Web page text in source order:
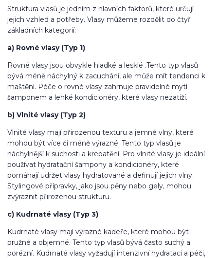
Struktura vlasů je jedním z hlavních faktorů, které určují
jejich vzhled a potřeby. Vlasy můžeme rozdělit do čtyř
základních kategorií:
a) Rovné vlasy (Typ 1)
Rovné vlasy jsou obvykle hladké a lesklé .Tento typ vlasů
bývá méně náchylný k zacuchání, ale může mít tendenci k
maštění. Péče o rovné vlasy zahrnuje pravidelné mytí
šamponem a lehké kondicionéry, které vlasy nezatíží.
b) Vlnité vlasy (Typ 2)
Vlnité vlasy mají přirozenou texturu a jemné vlny, které
mohou být více či méně výrazné. Tento typ vlasů je
náchylnější k suchosti a krepatění. Pro vlnité vlasy je ideální
používat hydratační šampony a kondicionéry, které
pomáhají udržet vlasy hydratované a definují jejich vlny.
Stylingové přípravky, jako jsou pěny nebo gely, mohou
zvýraznit přirozenou strukturu.
c) Kudrnaté vlasy (Typ 3)
Kudrnaté vlasy mají výrazné kadeře, které mohou být
pružné a objemné. Tento typ vlasů bývá často suchý a
porézní. Kudrnaté vlasy vyžadují intenzivní hydrataci a péči,